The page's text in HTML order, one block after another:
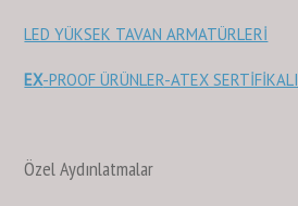
LED YÜKSEK TAVAN ARMATÜRLERİ
EX-PROOF ÜRÜNLER-ATEX SERTİFİKALI
Özel Aydınlatmalar